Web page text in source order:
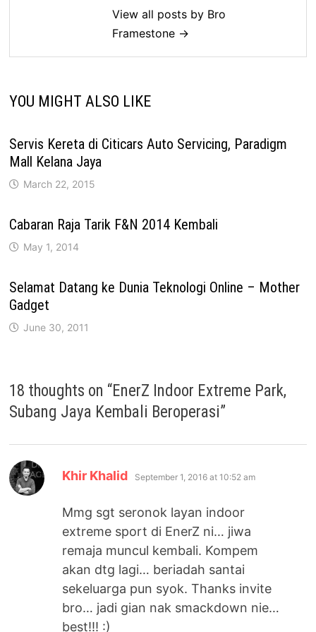
View all posts by Bro
Framestone →
YOU MIGHT ALSO LIKE
Servis Kereta di Citicars Auto Servicing, Paradigm
Mall Kelana Jaya
March 22, 2015
Cabaran Raja Tarik F&N 2014 Kembali
May 1, 2014
Selamat Datang ke Dunia Teknologi Online – Mother
Gadget
June 30, 2011
18 thoughts on “EnerZ Indoor Extreme Park,
Subang Jaya Kembali Beroperasi”
Khir Khalid says:
September 1, 2016 at 10:52 am
Mmg sgt seronok layan indoor
extreme sport di EnerZ ni… jiwa
remaja muncul kembali. Kompem
akan dtg lagi… beriadah santai
sekeluarga pun syok. Thanks invite
bro… jadi gian nak smackdown nie…
best!!! :)